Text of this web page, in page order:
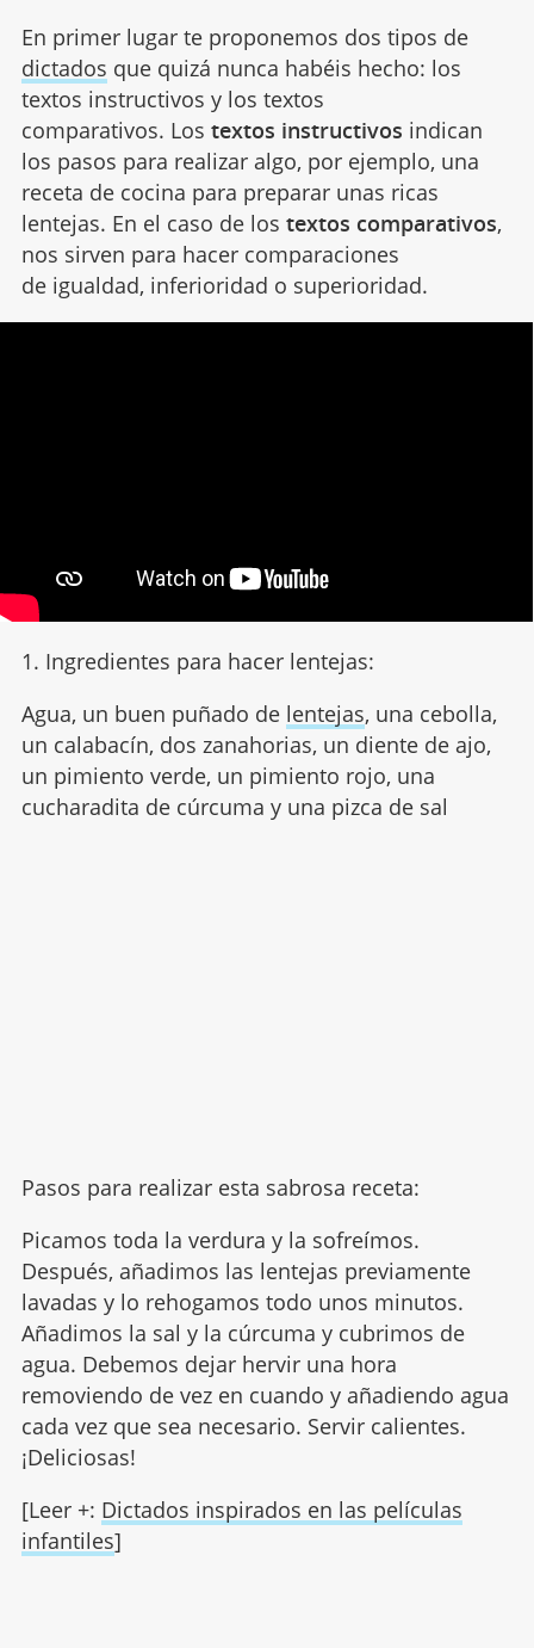
En primer lugar te proponemos dos tipos de
dictados que quizá nunca habéis hecho: los
textos instructivos y los textos
comparativos. Los textos instructivos indican
los pasos para realizar algo, por ejemplo, una
receta de cocina para preparar unas ricas
lentejas. En el caso de los textos comparativos,
nos sirven para hacer comparaciones
de igualdad, inferioridad o superioridad.
1. Ingredientes para hacer lentejas:
Agua, un buen puñado de lentejas, una cebolla,
un calabacín, dos zanahorias, un diente de ajo,
un pimiento verde, un pimiento rojo, una
cucharadita de cúrcuma y una pizca de sal
Pasos para realizar esta sabrosa receta:
Picamos toda la verdura y la sofreímos.
Después, añadimos las lentejas previamente
lavadas y lo rehogamos todo unos minutos.
Añadimos la sal y la cúrcuma y cubrimos de
agua. Debemos dejar hervir una hora
removiendo de vez en cuando y añadiendo agua
cada vez que sea necesario. Servir calientes.
¡Deliciosas!
[Leer +: Dictados inspirados en las películas
infantiles]